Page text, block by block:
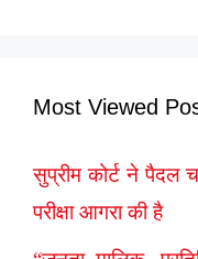
Most Viewed
सुप्रीम कोर्ट ने पैदल
परीक्षा आगरा की है